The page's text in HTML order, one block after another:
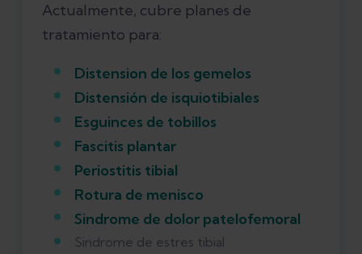
Actualmente, cubre planes de
tratamiento para:
Distension de los gemelos
Distensión de isquiotibiales
Esguinces de tobillos
Fascitis plantar
Periostitis tibial
Rotura de menisco
Sindrome de dolor patelofemoral
Sindrome de estres tibial